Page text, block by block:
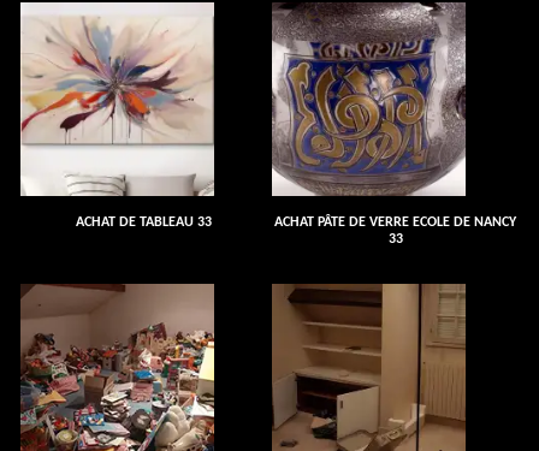
ACHAT DE TABLEAU 33
ACHAT PÂTE DE VERRE ECOLE DE NANCY
33